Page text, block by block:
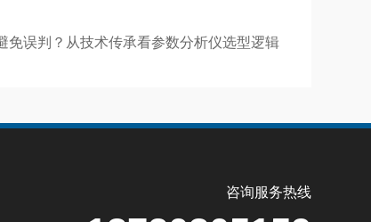
免误判？从技术传承看参数分析仪选型逻辑
咨询服务热线